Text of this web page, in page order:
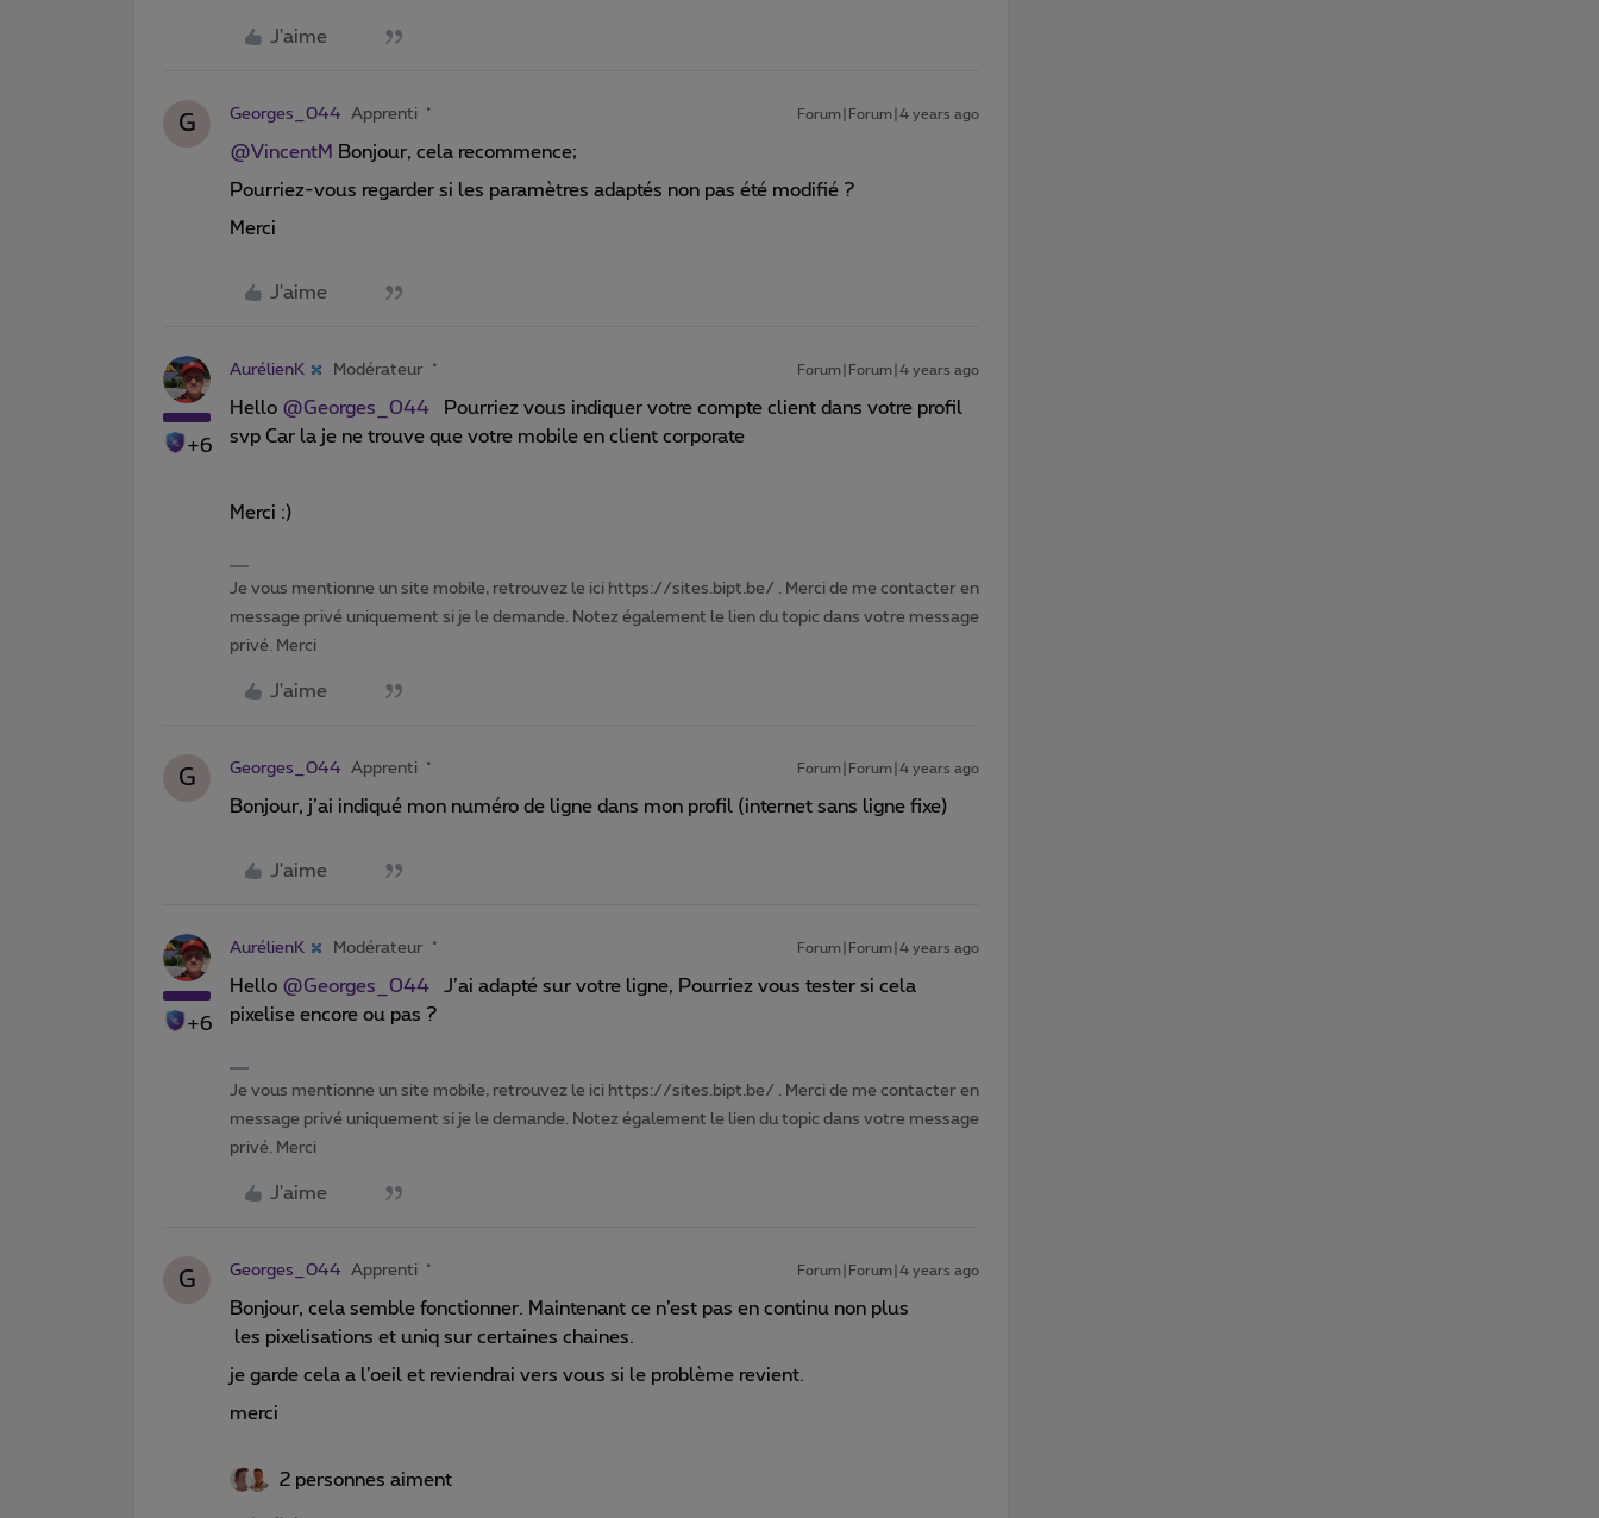
J'aime
G Georges_044 Apprenti Forum|Forum|4 years ago
@VincentM
Bonjour, cela recommence;
Pourriez-vous regarder si les paramètres adaptés non pas été modifié ?
Merci
J'aime
+6
AurélienK Modérateur Forum|Forum|4 years ago
Hello @Georges_044 Pourriez vous indiquer votre compte client dans votre profil
svp Car la je ne trouve que votre mobile en client corporate
Merci :)
Je vous mentionne un site mobile, retrouvez le ici https://sites.bipt.be/ . Merci de me contacter en
message privé uniquement si je le demande. Notez également le lien du topic dans votre message
privé. Merci
J'aime
G Georges_044 Apprenti Forum|Forum|4 years ago
Bonjour, j’ai indiqué mon numéro de ligne dans mon profil (internet sans ligne fixe)
J'aime
+6
AurélienK Modérateur Forum|Forum|4 years ago
Hello @Georges_044 J’ai adapté sur votre ligne, Pourriez vous tester si cela
pixelise encore ou pas ?
Je vous mentionne un site mobile, retrouvez le ici https://sites.bipt.be/ . Merci de me contacter en
message privé uniquement si je le demande. Notez également le lien du topic dans votre message
privé. Merci
J'aime
G Georges_044 Apprenti Forum|Forum|4 years ago
Bonjour, cela semble fonctionner. Maintenant ce n’est pas en continu non plus
les pixelisations et uniq sur certaines chaines.
je garde cela a l’oeil et reviendrai vers vous si le problème revient.
merci
2 personnes aiment